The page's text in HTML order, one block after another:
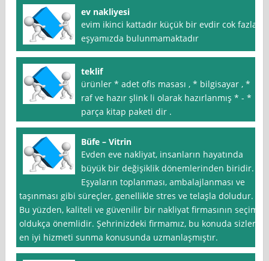
ev nakliyesi
evim ikinci kattadır küçük bir evdir cok fazla
eşyamızda bulunmamaktadır
teklif
ürünler * adet ofis masası , * bilgisayar , *
raf ve hazır şlink li olarak hazırlanmış * - *
parça kitap paketi dir .
Büfe – Vitrin
Evden eve nakliyat, insanların hayatında
büyük bir değişiklik dönemlerinden biridir.
Eşyaların toplanması, ambalajlanması ve
taşınması gibi süreçler, genellikle stres ve telaşla doludur.
Bu yüzden, kaliteli ve güvenilir bir nakliyat firmasının seçimi
oldukça önemlidir. Şehrinizdeki firmamız, bu konuda sizlere
en iyi hizmeti sunma konusunda uzmanlaşmıştır.